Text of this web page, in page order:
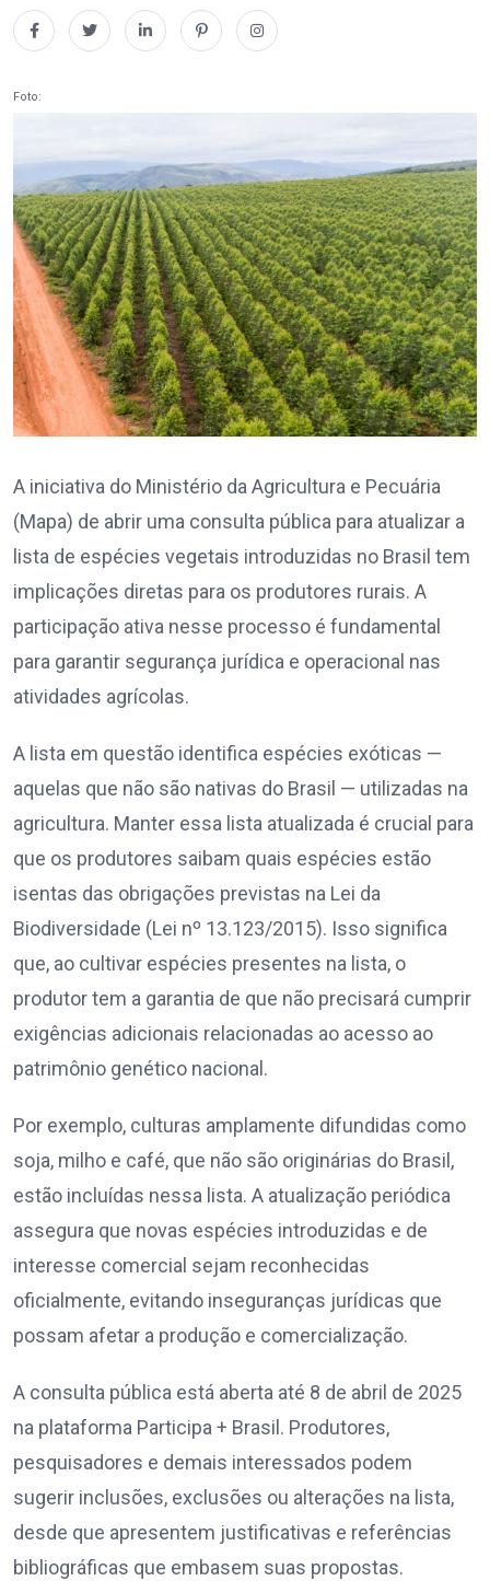
Foto:
A iniciativa do Ministério da Agricultura e Pecuária
(Mapa) de abrir uma consulta pública para atualizar a
lista de espécies vegetais introduzidas no Brasil tem
implicações diretas para os produtores rurais. A
participação ativa nesse processo é fundamental
para garantir segurança jurídica e operacional nas
atividades agrícolas.
A lista em questão identifica espécies exóticas —
aquelas que não são nativas do Brasil — utilizadas na
agricultura. Manter essa lista atualizada é crucial para
que os produtores saibam quais espécies estão
isentas das obrigações previstas na Lei da
Biodiversidade (Lei nº 13.123/2015). Isso significa
que, ao cultivar espécies presentes na lista, o
produtor tem a garantia de que não precisará cumprir
exigências adicionais relacionadas ao acesso ao
patrimônio genético nacional.
Por exemplo, culturas amplamente difundidas como
soja, milho e café, que não são originárias do Brasil,
estão incluídas nessa lista. A atualização periódica
assegura que novas espécies introduzidas e de
interesse comercial sejam reconhecidas
oficialmente, evitando inseguranças jurídicas que
possam afetar a produção e comercialização.
A consulta pública está aberta até 8 de abril de 2025
na plataforma Participa + Brasil. Produtores,
pesquisadores e demais interessados podem
sugerir inclusões, exclusões ou alterações na lista,
desde que apresentem justificativas e referências
bibliográficas que embasem suas propostas.